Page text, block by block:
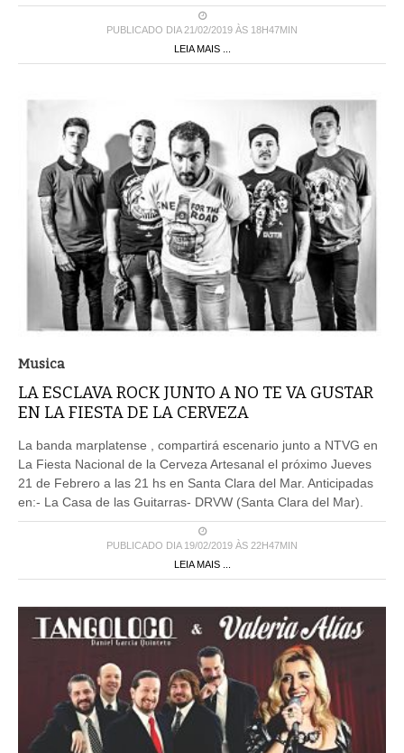
PUBLICADO DIA 21/02/2019 ÀS 18H47MIN
LEIA MAIS ...
Musica
LA ESCLAVA ROCK JUNTO A NO TE VA GUSTAR
EN LA FIESTA DE LA CERVEZA
La banda marplatense , compartirá escenario junto a NTVG en
La Fiesta Nacional de la Cerveza Artesanal el próximo Jueves
21 de Febrero a las 21 hs en Santa Clara del Mar. Anticipadas
en:- La Casa de las Guitarras- DRVW (Santa Clara del Mar).
PUBLICADO DIA 19/02/2019 ÀS 22H47MIN
LEIA MAIS ...